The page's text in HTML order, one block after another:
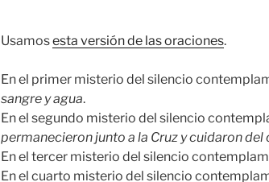
Usamosesta versión de las oraciones.
En el primer misterio del silencio
sangre y agua.
En el segundo misterio del silencio
permanecieron junto a la Cruz y cuidaron
En el tercer misterio del silencio
En el cuarto misterio del silencio